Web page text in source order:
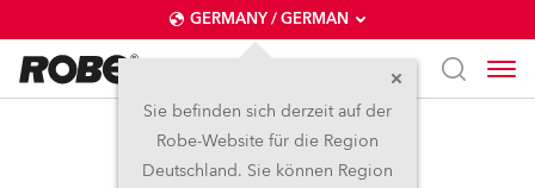
GERMANY / GERMAN
Sie befinden sich derzeit auf der
Robe-Website für die Region
Deutschland. Sie können Region
ESPRITE®